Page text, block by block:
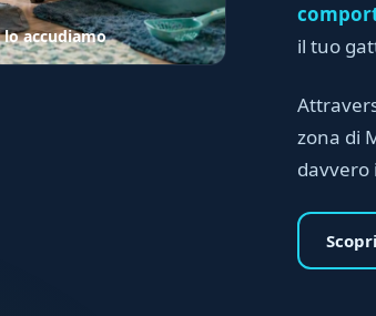
accudiamo
il tuo
zona di
davvero